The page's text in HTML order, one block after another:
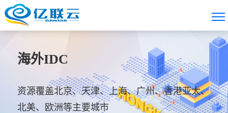
海外IDC
资源覆盖北京、天津、上海、广州、香港亚太、
北美、欧洲等主要城市
SD-WAN组网
为企业提供高效的广域网接入、多地组网及管理
服务
云专线
满足网内不同地域POP节点-POP节点、POP节
点-公有云、公有云-公有云